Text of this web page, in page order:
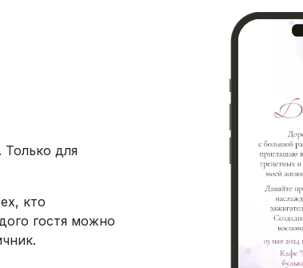
для
кто
гостя можно